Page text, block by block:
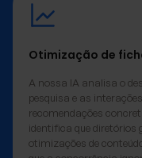
Otimização de
A nossa IA analisa o
pesquisa e as
recomendações
identifica que diretórios
otimizações de